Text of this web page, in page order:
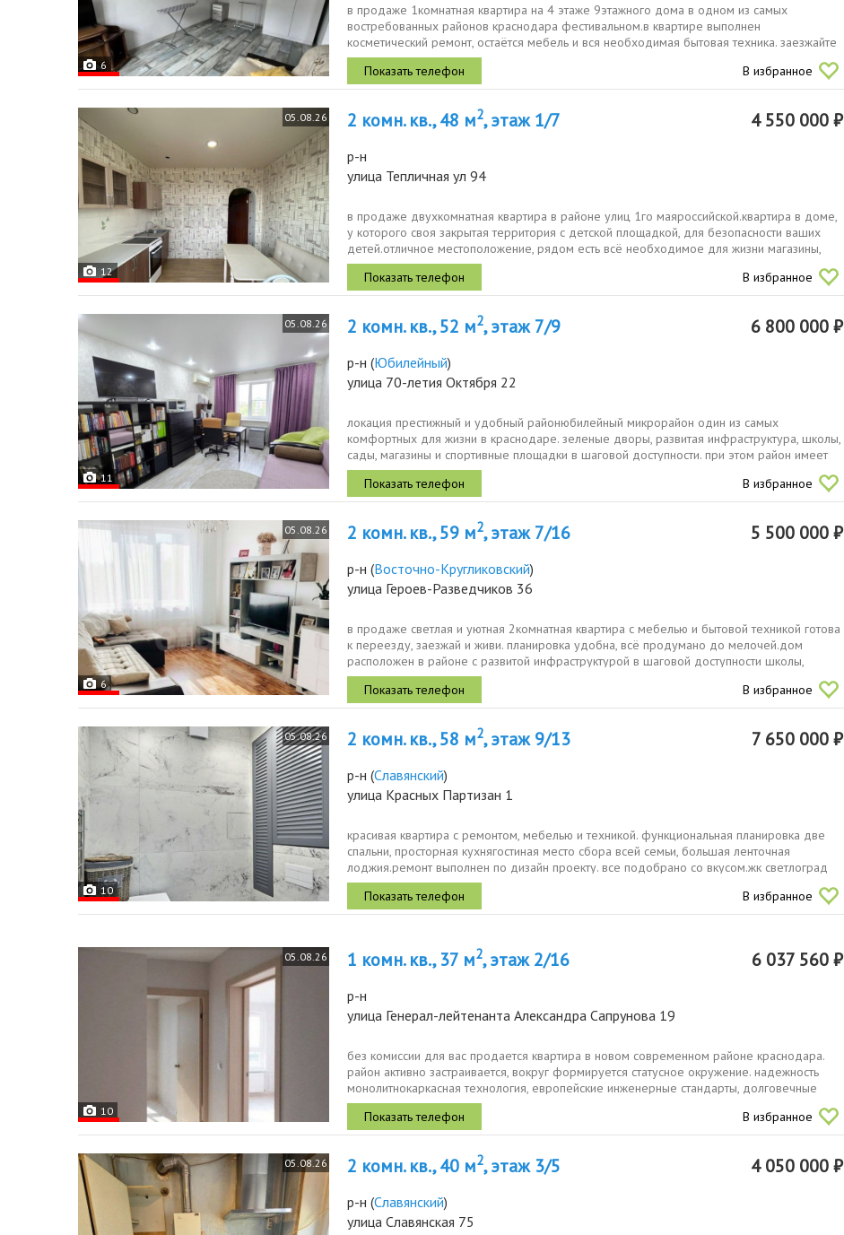
6
в продаже 1комнатная квартира на 4 этаже 9этажного дома в одном из самых
востребованных районов краснодара фестивальном.в квартире выполнен
косметический ремонт, остаётся мебель и вся необходимая бытовая техника. заезжайте
и живите, или сдавайте и...
В избранное
05.08.26
12
2 комн. кв., 48 м2, этаж 1/7 4 550 000 ₽
р-н
улица Тепличная ул 94
в продаже двухкомнатная квартира в районе улиц 1го маяроссийской.квартира в доме,
у которого своя закрытая территория с детской площадкой, для безопасности ваших
детей.отличное местоположение, рядом есть всё необходимое для жизни магазины,
аптеки,...
В избранное
05.08.26
11
2 комн. кв., 52 м2, этаж 7/9 6 800 000 ₽
р-н (Юбилейный)
улица 70-летия Октября 22
локация престижный и удобный районюбилейный микрорайон один из самых
комфортных для жизни в краснодаре. зеленые дворы, развитая инфраструктура, школы,
сады, магазины и спортивные площадки в шаговой доступности. при этом район имеет
удобные выезды...
В избранное
05.08.26
6
2 комн. кв., 59 м2, этаж 7/16 5 500 000 ₽
р-н (Восточно-Кругликовский)
улица Героев-Разведчиков 36
в продаже светлая и уютная 2комнатная квартира с мебелью и бытовой техникой готова
к переезду, заезжай и живи. планировка удобна, всё продумано до мелочей.дом
расположен в районе с развитой инфраструктурой в шаговой доступности школы,
детские сады...
В избранное
05.08.26
10
2 комн. кв., 58 м2, этаж 9/13 7 650 000 ₽
р-н (Славянский)
улица Красных Партизан 1
красивая квартира с ремонтом, мебелью и техникой. функциональная планировка две
спальни, просторная кухнягостиная место сбора всей семьи, большая ленточная
лоджия.ремонт выполнен по дизайн проекту. все подобрано со вкусом.жк светлоград
уютный мкр,...
В избранное
05.08.26
10
1 комн. кв., 37 м2, этаж 2/16 6 037 560 ₽
р-н
улица Генерал-лейтенанта Александра Сапрунова 19
без комиссии для вас продается квартира в новом современном районе краснодара.
район активно застраивается, вокруг формируется статусное окружение. надежность
монолитнокаркасная технология, европейские инженерные стандарты, долговечные
материалы...
В избранное
05.08.26 2 комн. кв., 40 м2, этаж 3/5 4 050 000 ₽
р-н (Славянский)
улица Славянская 75